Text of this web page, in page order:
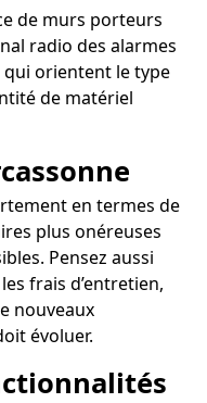
de murs porteurs
radio des alarmes
orientent le type
de matériel
en termes de
plus onéreuses
Pensez aussi
frais d’entretien,
nouveaux
évoluer.